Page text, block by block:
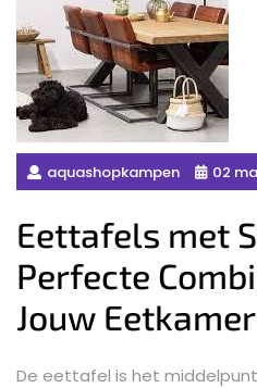
aquashopkampen 02
Eettafels met
Perfecte
Jouw Eetkamer
De eettafel is het